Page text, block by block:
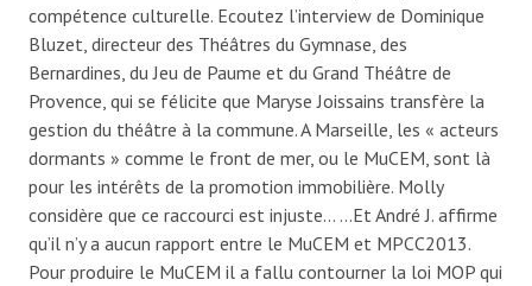
compétence culturelle. Ecoutez l’interview de Dominique
Bluzet, directeur des Théâtres du Gymnase, des
Bernardines, du Jeu de Paume et du Grand Théâtre de
Provence, qui se félicite que Maryse Joissains transfère la
gestion du théâtre à la commune. A Marseille, les « acteurs
dormants » comme le front de mer, ou le MuCEM, sont là
pour les intérêts de la promotion immobilière. Molly
considère que ce raccourci est injuste… …Et André J. affirme
qu’il n’y a aucun rapport entre le MuCEM et MPCC2013.
Pour produire le MuCEM il a fallu contourner la loi MOP qui